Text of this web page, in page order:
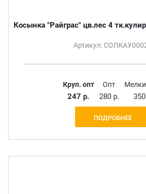
Косынка "Райграс" цв.лес 4
Артикул:
Круп. опт
247 р.
Опт
280 р.
ПОДРОБНЕЕ